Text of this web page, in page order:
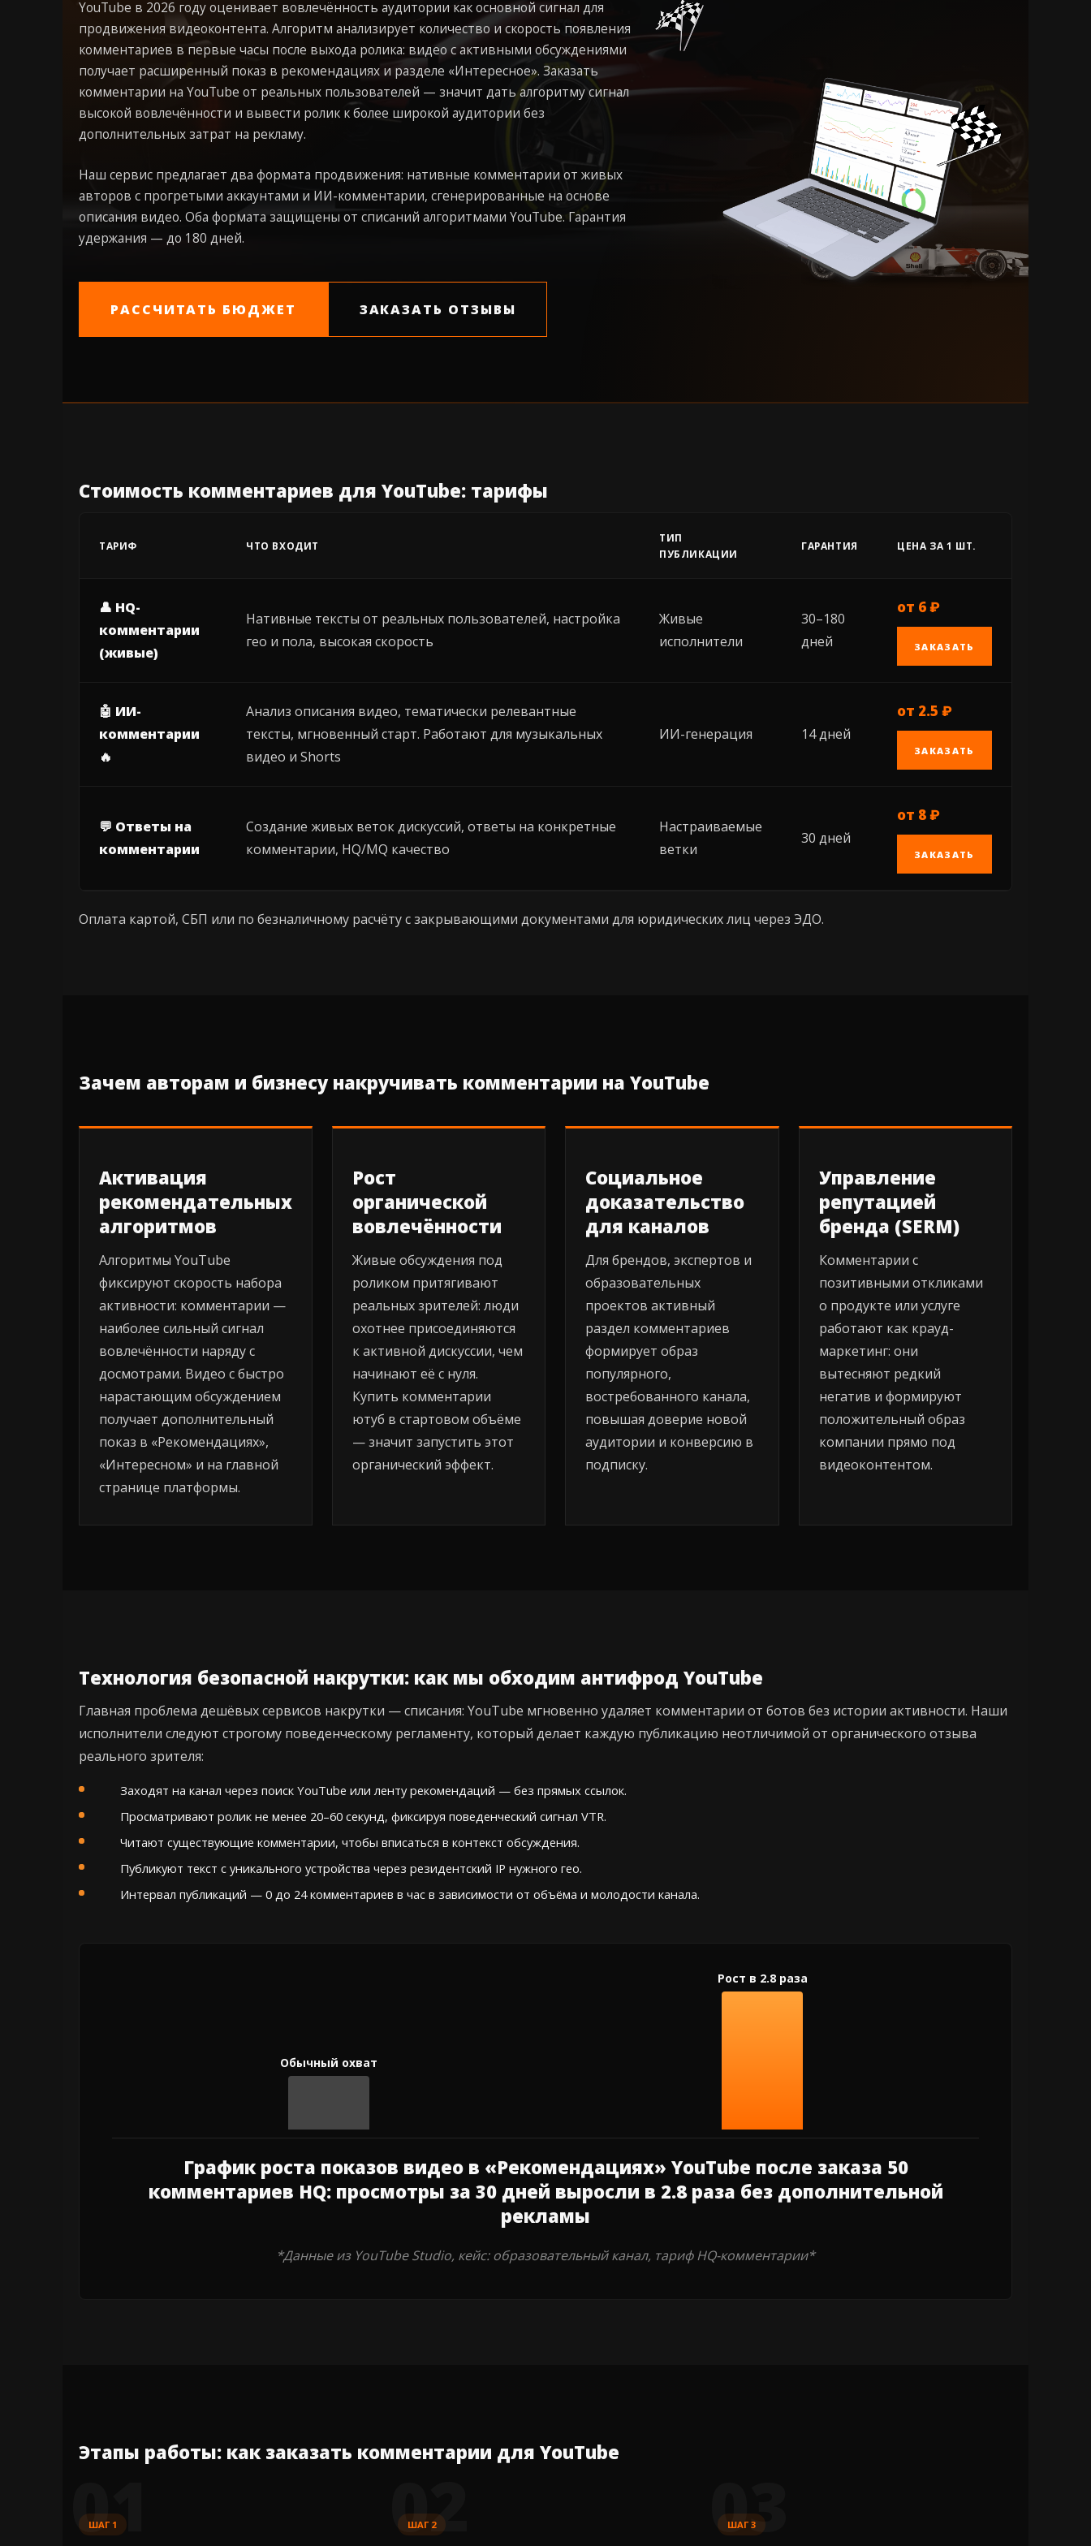
YouTube в 2026 году оценивает вовлечённость аудитории как основной сигнал для
продвижения видеоконтента. Алгоритм анализирует количество и скорость появления
комментариев в первые часы после выхода ролика: видео с активными обсуждениями
получает расширенный показ в рекомендациях и разделе «Интересное». Заказать
комментарии на YouTube от реальных пользователей — значит дать алгоритму сигнал
высокой вовлечённости и вывести ролик к более широкой аудитории без
дополнительных затрат на рекламу.
Наш сервис предлагает два формата продвижения: нативные комментарии от живых
авторов с прогретыми аккаунтами и ИИ-комментарии, сгенерированные на основе
описания видео. Оба формата защищены от списаний алгоритмами YouTube. Гарантия
удержания — до 180 дней.
РАССЧИТАТЬ БЮДЖЕТ ЗАКАЗАТЬ ОТЗЫВЫ
Стоимость комментариев для YouTube: тарифы
ТАРИФ ЧТО ВХОДИТ
ТИП
ПУБЛИКАЦИИ
ГАРАНТИЯ ЦЕНА ЗА 1 ШТ.
👤 HQ-
комментарии
(живые)
Нативные тексты от реальных пользователей, настройка
гео и пола, высокая скорость
Живые
исполнители
30–180
дней
от 6 ₽
ЗАКАЗАТЬ
🤖 ИИ-
комментарии
🔥
Анализ описания видео, тематически релевантные
тексты, мгновенный старт. Работают для музыкальных
видео и Shorts
ИИ-генерация 14 дней
от 2.5 ₽
ЗАКАЗАТЬ
💬 Ответы на
комментарии
Создание живых веток дискуссий, ответы на конкретные
комментарии, HQ/MQ качество
Настраиваемые
ветки
30 дней
от 8 ₽
ЗАКАЗАТЬ
Оплата картой, СБП или по безналичному расчёту с закрывающими документами для юридических лиц через ЭДО.
Зачем авторам и бизнесу накручивать комментарии на YouTube
Активация
рекомендательных
алгоритмов
Алгоритмы YouTube
фиксируют скорость набора
активности: комментарии —
наиболее сильный сигнал
вовлечённости наряду с
досмотрами. Видео с быстро
нарастающим обсуждением
получает дополнительный
показ в «Рекомендациях»,
«Интересном» и на главной
странице платформы.
Рост
органической
вовлечённости
Живые обсуждения под
роликом притягивают
реальных зрителей: люди
охотнее присоединяются
к активной дискуссии, чем
начинают её с нуля.
Купить комментарии
ютуб в стартовом объёме
— значит запустить этот
органический эффект.
Социальное
доказательство
для каналов
Для брендов, экспертов и
образовательных
проектов активный
раздел комментариев
формирует образ
популярного,
востребованного канала,
повышая доверие новой
аудитории и конверсию в
подписку.
Управление
репутацией
бренда (SERM)
Комментарии с
позитивными откликами
о продукте или услуге
работают как крауд-
маркетинг: они
вытесняют редкий
негатив и формируют
положительный образ
компании прямо под
видеоконтентом.
Технология безопасной накрутки: как мы обходим антифрод YouTube
Главная проблема дешёвых сервисов накрутки — списания: YouTube мгновенно удаляет комментарии от ботов без истории активности. Наши
исполнители следуют строгому поведенческому регламенту, который делает каждую публикацию неотличимой от органического отзыва
реального зрителя:
Заходят на канал через поиск YouTube или ленту рекомендаций — без прямых ссылок.
Просматривают ролик не менее 20–60 секунд, фиксируя поведенческий сигнал VTR.
Читают существующие комментарии, чтобы вписаться в контекст обсуждения.
Публикуют текст с уникального устройства через резидентский IP нужного гео.
Интервал публикаций — 0 до 24 комментариев в час в зависимости от объёма и молодости канала.
График роста показов видео в «Рекомендациях» YouTube после заказа 50
комментариев HQ: просмотры за 30 дней выросли в 2.8 раза без дополнительной
рекламы
*Данные из YouTube Studio, кейс: образовательный канал, тариф HQ-комментарии*
Этапы работы: как заказать комментарии для YouTube
01
ШАГ 1 02
ШАГ 2 03
ШАГ 3